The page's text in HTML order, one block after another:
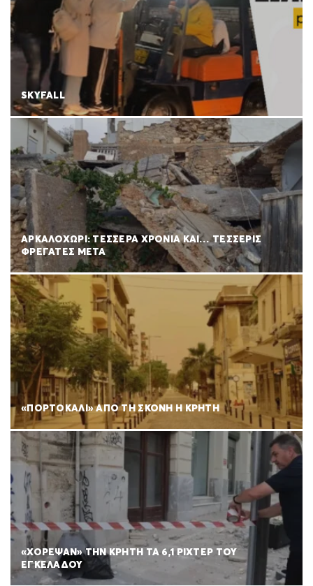
SKYFALL
ΑΡΚΑΛΟΧΩΡΙ: ΤΕΣΣΕΡΑ ΧΡΟΝΙΑ ΚΑΙ… ΤΕΣΣΕΡΙΣ
ΦΡΕΓΑΤΕΣ ΜΕΤΑ
«ΠΟΡΤΟΚΑΛΙ» ΑΠΟ ΤΗ ΣΚΟΝΗ Η ΚΡΗΤΗ
«ΧΟΡΕΨΑΝ» ΤΗΝ ΚΡΗΤΗ ΤΑ 6,1 ΡΙΧΤΕΡ ΤΟΥ
ΕΓΚΕΛΑΔΟΥ